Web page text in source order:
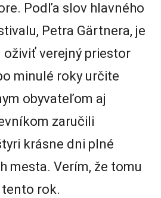
Podľa slov hlavného
Petra Gärtnera, je
verejný priestor
minulé roky určite
obyvateľom aj
zaručili
krásne dni plné
mesta. Verím, že tomu
tento rok.